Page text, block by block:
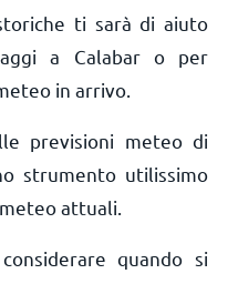
ti sarà di aiuto
a Calabar o per
in arrivo.
previsioni meteo di
strumento utilissimo
attuali.
quando si